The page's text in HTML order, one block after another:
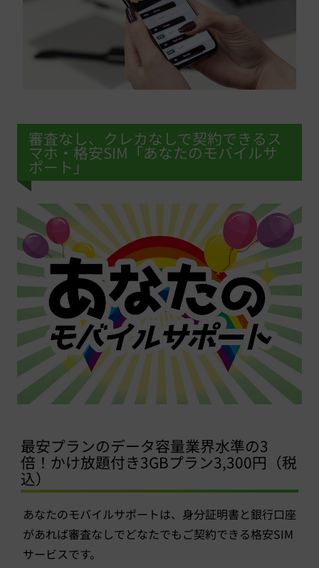
審査なし、クレカなしで契約できるス
マホ・格安SIM「あなたのモバイルサ
ポート」
最安プランのデータ容量業界水準の3
倍！かけ放題付き3GBプラン3,300円（税
込）
あなたのモバイルサポートは、身分証明書と銀行口座
があれば審査なしでどなたでもご契約できる格安SIM
サービスです。